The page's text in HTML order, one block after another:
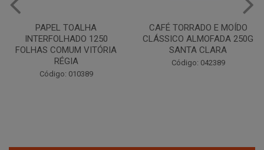
PAPEL TOALHA
INTERFOLHADO 1250
FOLHAS COMUM VITÓRIA
RÉGIA
Código: 010389
CAFÉ TORRADO E MOÍDO
CLÁSSICO ALMOFADA 250G
SANTA CLARA
Código: 042389